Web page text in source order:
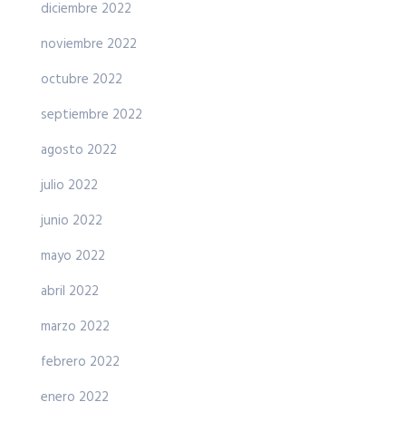
diciembre 2022
noviembre 2022
octubre 2022
septiembre 2022
agosto 2022
julio 2022
junio 2022
mayo 2022
abril 2022
marzo 2022
febrero 2022
enero 2022